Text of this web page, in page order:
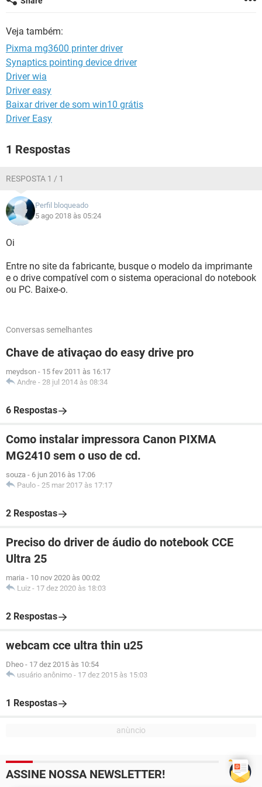
GUIA DE COMPRAS
Veja também:
Pixma mg3600 printer driver
Synaptics pointing device driver
Driver wia
Driver easy
Baixar driver de som win10 grátis
Driver Easy
1 Respostas
RESPOSTA 1 / 1
Perfil bloqueado
5 ago 2018 às 05:24
Oi
Entre no site da fabricante, busque o modelo da imprimante
e o drive compatível com o sistema operacional do notebook
ou PC. Baixe-o.
Conversas semelhantes
Chave de ativaçao do easy drive pro
meydson - 15 fev 2011 às 16:17
Andre - 28 jul 2014 às 08:34
6 Respostas
Como instalar impressora Canon PIXMA
MG2410 sem o uso de cd.
souza - 6 jun 2016 às 17:06
Paulo - 25 mar 2017 às 17:17
2 Respostas
Preciso do driver de áudio do notebook CCE
Ultra 25
maria - 10 nov 2020 às 00:02
Luiz - 17 dez 2020 às 18:03
2 Respostas
webcam cce ultra thin u25
Dheo - 17 dez 2015 às 10:54
usuário anônimo - 17 dez 2015 às 15:03
1 Respostas
ASSINE NOSSA NEWSLETTER!